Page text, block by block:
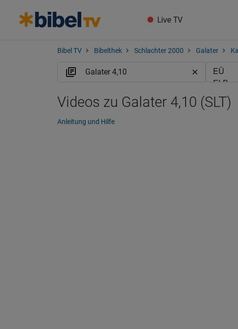
Live TV
Bibel TV Bibelthek Schlachter 2000 Galater
Videos zu Galater 4,10 (SLT)
Anleitung und Hilfe